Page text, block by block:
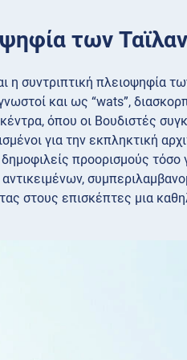
των
η συντριπτική πλειοψηφία
και ως “wats”,
όπου οι Βουδιστές
για την εκπληκτική
προορισμούς τόσο
στους επισκέπτες μια